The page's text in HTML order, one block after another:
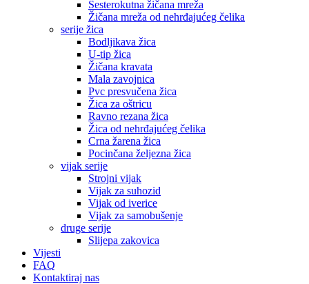
Šesterokutna žičana mreža
Žičana mreža od nehrđajućeg čelika
serije žica
Bodljikava žica
U-tip žica
Žičana kravata
Mala zavojnica
Pvc presvučena žica
Žica za oštricu
Ravno rezana žica
Žica od nehrđajućeg čelika
Crna žarena žica
Pocinčana željezna žica
vijak serije
Strojni vijak
Vijak za suhozid
Vijak od iverice
Vijak za samobušenje
druge serije
Slijepa zakovica
Vijesti
FAQ
Kontaktiraj nas